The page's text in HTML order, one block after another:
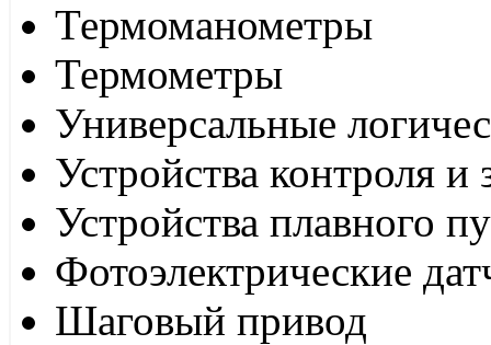
Термоманометры
Термометры
Универсальные
Устройства контроля
Устройства плавного
Фотоэлектрические
Шаговый привод